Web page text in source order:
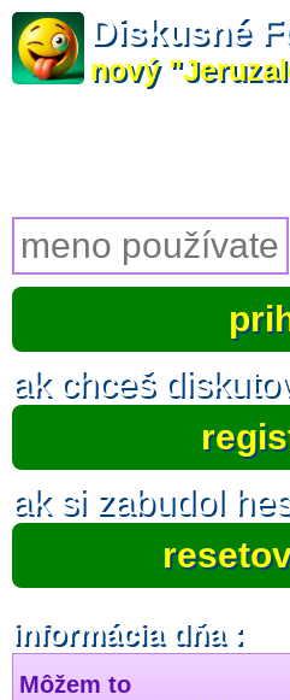
Diskusné
nový
ak chceš
ak si zabudol
informácia dňa :
Môžem to